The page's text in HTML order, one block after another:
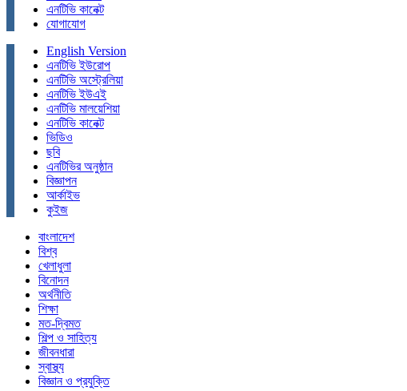
এনটিভি কানেক্ট
যোগাযোগ
English Version
এনটিভি ইউরোপ
এনটিভি অস্ট্রেলিয়া
এনটিভি ইউএই
এনটিভি মালয়েশিয়া
এনটিভি কানেক্ট
ভিডিও
ছবি
এনটিভির অনুষ্ঠান
বিজ্ঞাপন
আর্কাইভ
কুইজ
বাংলাদেশ
বিশ্ব
খেলাধুলা
বিনোদন
অর্থনীতি
শিক্ষা
মত-দ্বিমত
শিল্প ও সাহিত্য
জীবনধারা
স্বাস্থ্য
বিজ্ঞান ও প্রযুক্তি